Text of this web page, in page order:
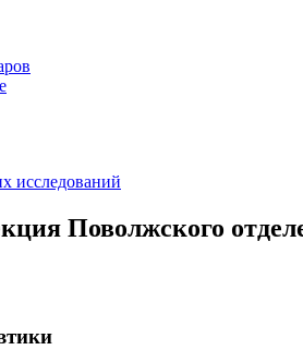
исследований
Поволжского